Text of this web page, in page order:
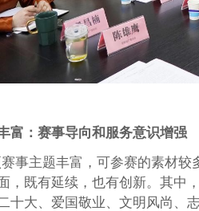
富：赛事导向和服务意识增强
赛事主题丰富，可参赛的素材
，既有延续，也有创新。其中
十大、爱国敬业、文明风尚、